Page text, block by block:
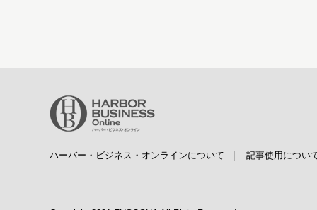
ハーバー・ビジネス・オンラインについて 記事使用につい